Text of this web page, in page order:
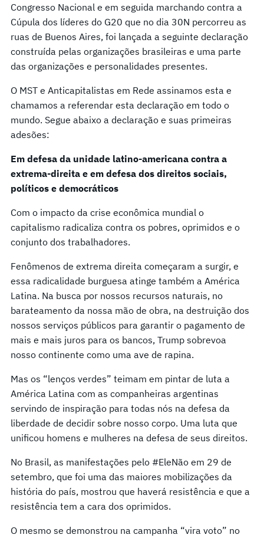
Congresso Nacional e em seguida marchando contra a
Cúpula dos líderes do G20 que no dia 30N percorreu as
ruas de Buenos Aires, foi lançada a seguinte declaração
construída pelas organizações brasileiras e uma parte
das organizações e personalidades presentes.
O MST e Anticapitalistas em Rede assinamos esta e
chamamos a referendar esta declaração em todo o
mundo. Segue abaixo a declaração e suas primeiras
adesões:
Em defesa da unidade latino-americana contra a
extrema-direita e em defesa dos direitos sociais,
políticos e democráticos
Com o impacto da crise econômica mundial o
capitalismo radicaliza contra os pobres, oprimidos e o
conjunto dos trabalhadores.
Fenômenos de extrema direita começaram a surgir, e
essa radicalidade burguesa atinge também a América
Latina. Na busca por nossos recursos naturais, no
barateamento da nossa mão de obra, na destruição dos
nossos serviços públicos para garantir o pagamento de
mais e mais juros para os bancos, Trump sobrevoa
nosso continente como uma ave de rapina.
Mas os “lenços verdes” teimam em pintar de luta a
América Latina com as companheiras argentinas
servindo de inspiração para todas nós na defesa da
liberdade de decidir sobre nosso corpo. Uma luta que
unificou homens e mulheres na defesa de seus direitos.
No Brasil, as manifestações pelo #EleNão em 29 de
setembro, que foi uma das maiores mobilizações da
história do país, mostrou que haverá resistência e que a
resistência tem a cara dos oprimidos.
O mesmo se demonstrou na campanha “vira voto” no